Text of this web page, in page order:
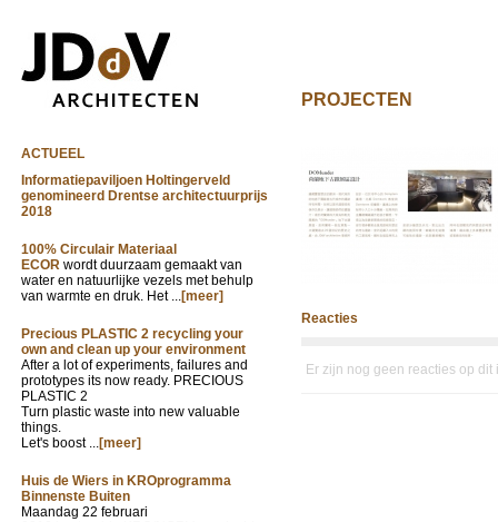
PROJECTEN
ACTUEEL
Informatiepaviljoen Holtingerveld
genomineerd Drentse architectuurprijs
2018
100% Circulair Materiaal
ECOR wordt duurzaam gemaakt van
water en natuurlijke vezels met behulp
van warmte en druk. Het ...[meer]
Precious PLASTIC 2 recycling your
own and clean up your environment
After a lot of experiments, failures and
prototypes its now ready. PRECIOUS
PLASTIC 2
Turn plastic waste into new valuable
things.
Let's boost ...[meer]
Huis de Wiers in KROprogramma
Binnenste Buiten
Maandag 22 februari
Reacties
Er zijn nog geen reacties op dit